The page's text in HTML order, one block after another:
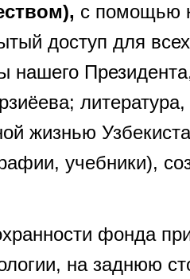
с помощью
доступ для
нашего
литература,
жизнью
учебники),
фонда
на заднюю